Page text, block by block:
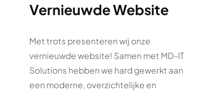
Vernieuwde Website
Met trots presenteren wij onze
vernieuwde website! Samen met MD-IT
Solutions hebben we hard gewerkt aan
een moderne, overzichtelijke en